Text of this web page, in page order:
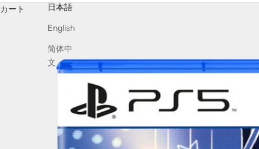
日本語
English
简体中
文
カート